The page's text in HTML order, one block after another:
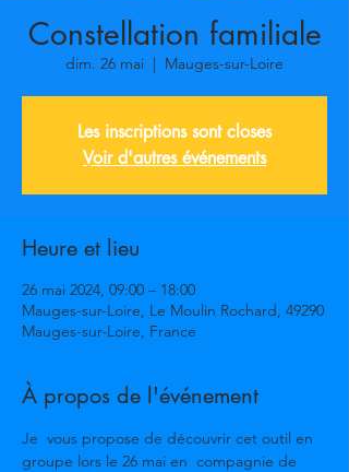
Constellation familiale
dim. 26 mai
  |
Mauges-sur-Loire
Les inscriptions sont closes
Voir d'autres événements
Heure et lieu
26 mai 2024, 09:00 – 18:00
Mauges-sur-Loire, Le Moulin Rochard, 49290
Mauges-sur-Loire, France
À propos de l'événement
Je  vous propose de découvrir cet outil en
groupe lors le 26 mai en  compagnie de